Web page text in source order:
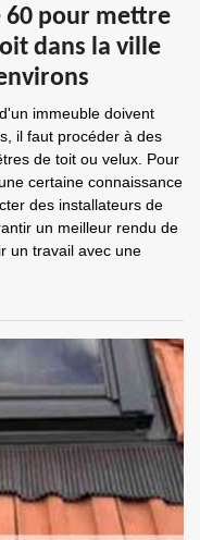
60 pour mettre
dans la ville
immeuble doivent
il faut procéder à des
de toit ou velux. Pour
certaine connaissance
des installateurs de
un meilleur rendu de
un travail avec une